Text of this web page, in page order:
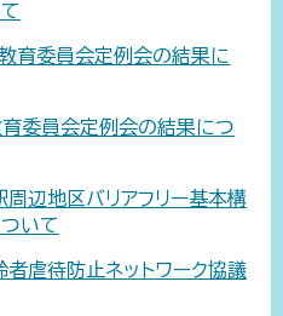
育委員会定例会の結果に
委員会定例会の結果につ
辺地区バリアフリー基本構
いて
虐待防止ネットワーク協議